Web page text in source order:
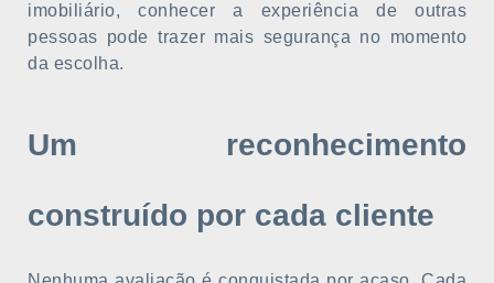
imobiliário, conhecer a experiência de outras
pessoas pode trazer mais segurança no momento
da escolha.
Um reconhecimento
construído por cada cliente